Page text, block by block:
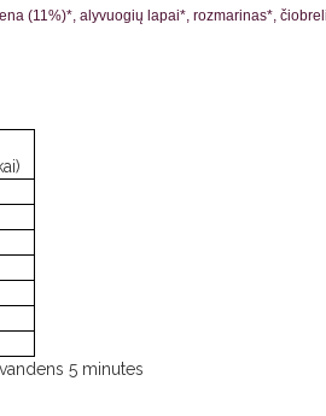
(11%)*, alyvuogių lapai*, rozmarinas*,
5 minutes